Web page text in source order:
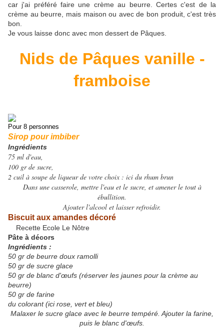
car j'ai préféré faire une crème au beurre. Certes c'est de la
crème au beurre, mais maison ou avec de bon produit, c'est très
bon.
Je vous laisse donc avec mon dessert de Pâques.
Nids de Pâques vanille -
framboise
Pour 8 personnes
Sirop pour imbiber
Ingrédients
75 ml d'eau,
100 gr de sucre,
2 cuil à soupe de liqueur de votre choix : ici du rhum brun
Dans une casserole, mettre l'eau et le sucre, et amener le tout à
ébullition.
Ajouter l'alcool et laisser refroidir.
Biscuit aux amandes décoré
Recette Ecole Le Nôtre
Pâte à décors
Ingrédients :
50 gr de beurre doux ramolli
50 gr de sucre glace
50 gr de blanc d'œufs (réserver les jaunes pour la crème au
beurre)
50 gr de farine
du colorant (ici rose, vert et bleu)
Malaxer le sucre glace avec le beurre tempéré. Ajouter la farine,
puis le blanc d'œufs.